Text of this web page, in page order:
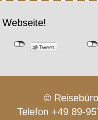
©
Telefon +49 89-